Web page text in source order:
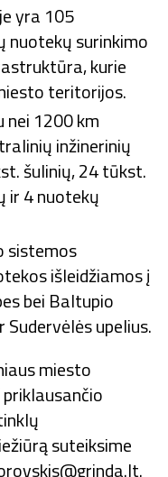
yra 105
nuotekų surinkimo
kurie
teritorijos.
nei 1200 km
inžinerinių
šulinių, 24 tūkst.
ir 4 nuotekų
sistemos
išleidžiamos į
bei Baltupio
Sudervėlės upelius.
miesto
priklausančio
suteiksime
.